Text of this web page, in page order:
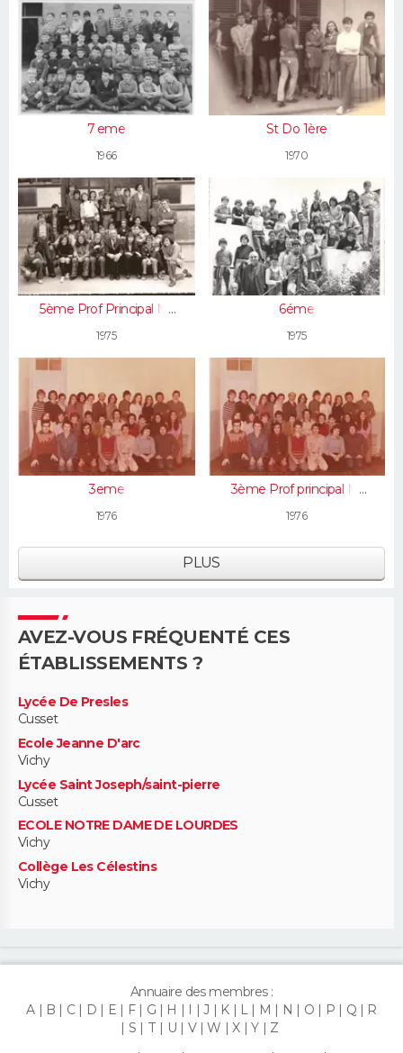
7 eme
1966
St Do 1ère
1970
5ème Prof Principal Mr
Rousseau
1975
6éme
1975
3eme
1976
3ème Prof principal Mr
Breton
1976
PLUS
AVEZ-VOUS FRÉQUENTÉ CES
ÉTABLISSEMENTS ?
Lycée De Presles
Cusset
Ecole Jeanne D'arc
Vichy
Lycée Saint Joseph/saint-pierre
Cusset
ECOLE NOTRE DAME DE LOURDES
Vichy
Collège Les Célestins
Vichy
Annuaire des membres :
A
B C D E F G H I J K L M N O P Q
R
S
T U V W X Y Z